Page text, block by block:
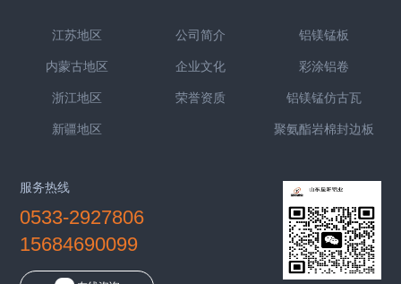
江苏地区
内蒙古地区
浙江地区
新疆地区
公司简介
企业文化
荣誉资质
铝镁锰板
彩涂铝卷
铝镁锰仿古瓦
聚氨酯岩棉封边板
服务热线
0533-2927806
15684690099